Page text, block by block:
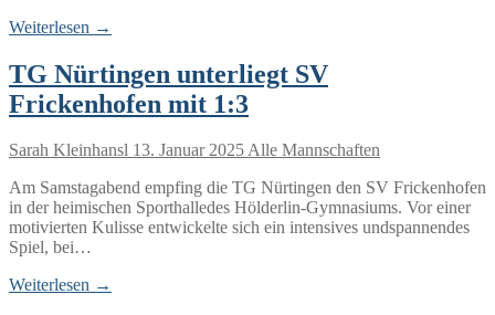
Weiterlesen →
TG Nürtingen unterliegt SV
Frickenhofen mit 1:3
Sarah Kleinhansl 13. Januar 2025Alle Mannschaften
Am Samstagabend empfing die TG Nürtingen den SV Frickenhofen
in der heimischen Sporthalledes Hölderlin-Gymnasiums. Vor einer
motivierten Kulisse entwickelte sich ein intensives undspannendes
Spiel, bei…
Weiterlesen →